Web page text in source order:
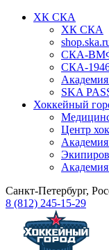
ХК СКА
ХК СКА
СКА-
СКА-
SKA
Хоккейный
Центр
Санкт-Петербург,
8 (812) 245-15-29